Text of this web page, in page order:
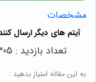
مشخصات
به این مقاله امتیاز بدهید :
تعداد بازدید : 305